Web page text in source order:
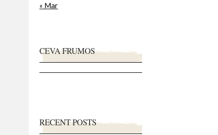
« Mar
CEVA FRUMOS
RECENT POSTS